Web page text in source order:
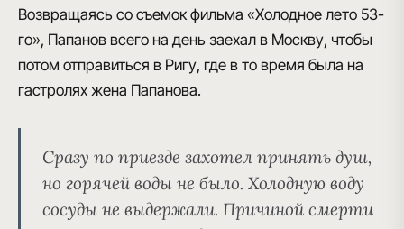
Возвращаясь со съемокфильма «Холодное лето 53-
го», Папанов всего на день заехал в Москву, чтобы
потом отправиться в Ригу, где в то время была на
гастролях жена Папанова.
Сразу по приезде захотел принять душ,
но горячей воды не было. Холодную воду
сосуды не выдержали. Причиной смерти